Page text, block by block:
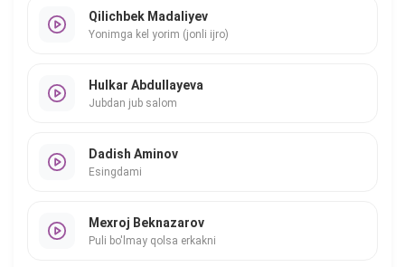
Qilichbek Madaliyev
Yonimga kel yorim (jonli ijro)
Hulkar Abdullayeva
Jubdan jub salom
Dadish Aminov
Esingdami
Mexroj Beknazarov
Puli bo'lmay qolsa erkakni